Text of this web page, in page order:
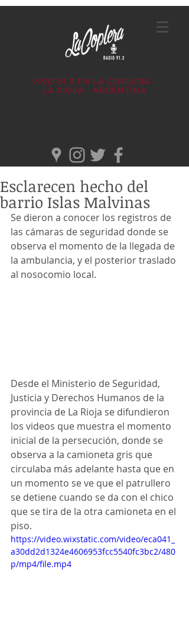
VIVO 91.3 FM LA COPLERA -
LA RIOJA - ARGENTINA
Esclarecen hecho del
barrio Islas Malvinas
Se dieron a conocer los registros de
las cámaras de seguridad donde se
observa el momento de la llegada de
la ambulancia, y el posterior traslado
al nosocomio local.
Desde el Ministerio de Seguridad,
Justicia y Derechos Humanos de la
provincia de La Rioja se difundieron
los videos que muestra el momento
inicial de la persecución, donde se
observa a la camioneta gris que
circulaba más adelante hasta que en
un momento se ve que el patrullero
se detiene cuando se da con el chico
que se tira de la otra camioneta en el
piso.
https://video.wixstatic.com/video/eca041_
a30dd2d1324e4606953fcc5540fc3bc2/480
p/mp4/file.mp4